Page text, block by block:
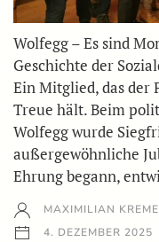
Wolfegg – Es sind
Geschichte der
Ein Mitglied, das der
Treue hält. Beim
Wolfegg wurde
außergewöhnliche
Ehrung begann,
MAXIMILIAN
4. DEZEMBER 2025